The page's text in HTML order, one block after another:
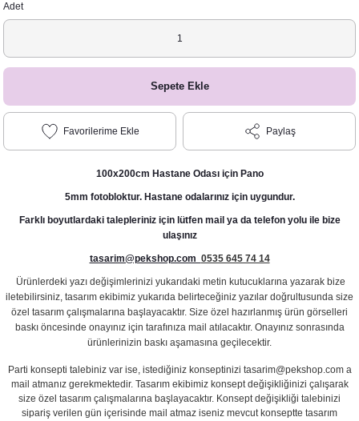
Adet
Sepete Ekle
Paylaş
100x200cm Hastane Odası için Pano
5mm fotobloktur. Hastane odalarınız için uygundur.
Farklı boyutlardaki talepleriniz için lütfen mail ya da telefon yolu ile bize
ulaşınız
tasarim@pekshop.com 0535 645 74 14
Ürünlerdeki yazı değişimlerinizi yukarıdaki metin kutucuklarına yazarak bize
iletebilirsiniz, tasarım ekibimiz yukarıda belirteceğiniz yazılar doğrultusunda size
özel tasarım çalışmalarına başlayacaktır. Size özel hazırlanmış ürün görselleri
baskı öncesinde onayınız için tarafınıza mail atılacaktır. Onayınız sonrasında
ürünlerinizin baskı aşamasına geçilecektir.
Parti konsepti talebiniz var ise, istediğiniz konseptinizi tasarim@pekshop.com a
mail atmanız gerekmektedir. Tasarım ekibimiz konsept değişikliğinizi çalışarak
size özel tasarım çalışmalarına başlayacaktır. Konsept değişikliği talebinizi
sipariş verilen gün içerisinde mail atmaz iseniz mevcut konseptte tasarım